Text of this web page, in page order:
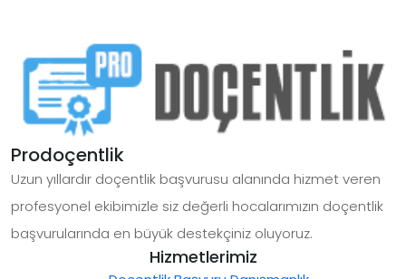
Prodoçentlik
Uzun yıllardır doçentlik başvurusu alanında hizmet veren
profesyonel ekibimizle siz değerli hocalarımızın doçentlik
başvurularında en büyük destekçiniz oluyoruz.
Hizmetlerimiz